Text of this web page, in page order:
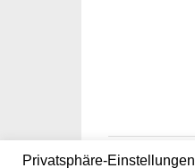
Privatsphäre-Einstellungen